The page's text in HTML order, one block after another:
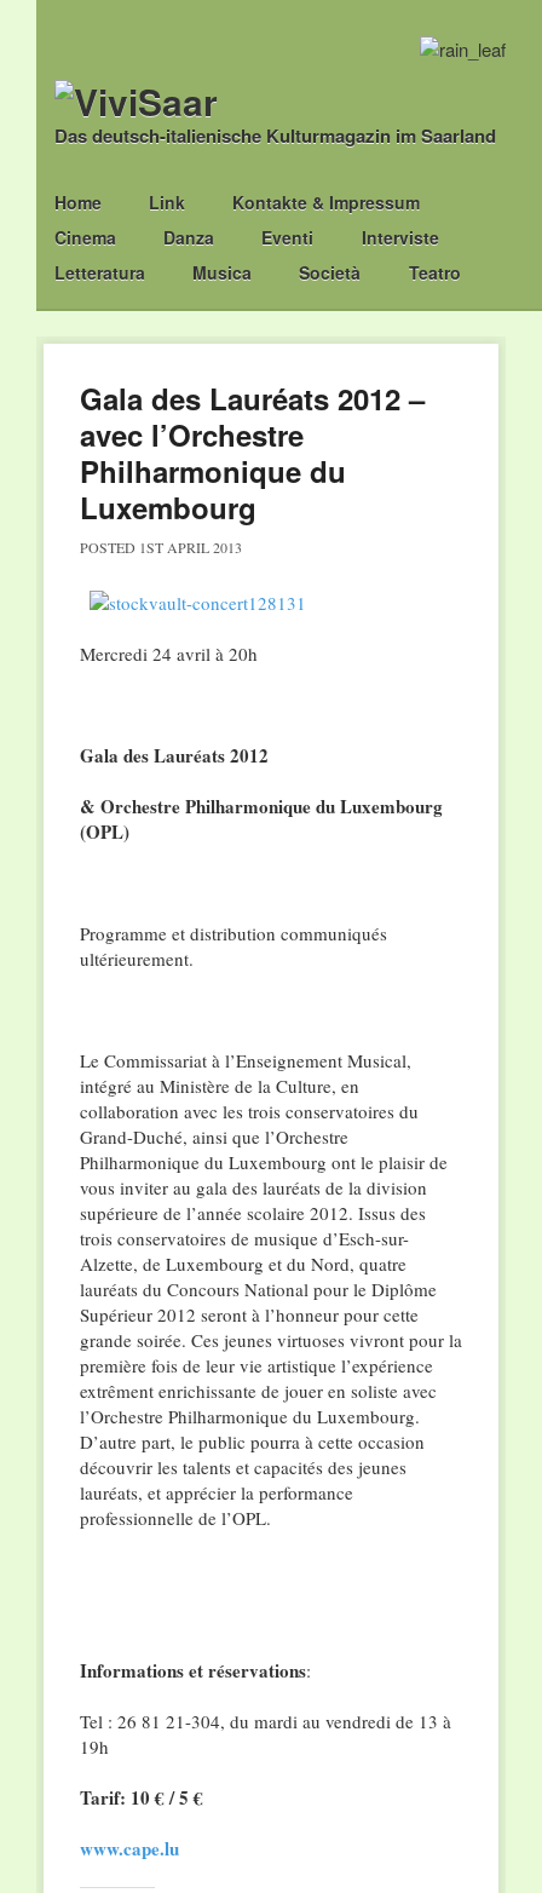
Das deutsch-italienische Kulturmagazin im Saarland
Main menu
Skip
to
content
Home Link
Kontakte & Impressum
Cinema
Danza Eventi
Interviste
Letteratura
Musica Società Teatro
Gala des Lauréats 2012 –
avec l’Orchestre
Philharmonique du
Luxembourg
POSTED 1ST APRIL 2013
Mercredi 24 avril à 20h
Gala des Lauréats 2012
& Orchestre Philharmonique du Luxembourg
(OPL)
Programme et distribution communiqués
ultérieurement.
Le Commissariat à l’Enseignement Musical,
intégré au Ministère de la Culture, en
collaboration avec les trois conservatoires du
Grand-Duché, ainsi que l’Orchestre
Philharmonique du Luxembourg ont le plaisir de
vous inviter au gala des lauréats de la division
supérieure de l’année scolaire 2012. Issus des
trois conservatoires de musique d’Esch-sur-
Alzette, de Luxembourg et du Nord, quatre
lauréats du Concours National pour le Diplôme
Supérieur 2012 seront à l’honneur pour cette
grande soirée. Ces jeunes virtuoses vivront pour la
première fois de leur vie artistique l’expérience
extrêment enrichissante de jouer en soliste avec
l’Orchestre Philharmonique du Luxembourg.
D’autre part, le public pourra à cette occasion
découvrir les talents et capacités des jeunes
lauréats, et apprécier la performance
professionnelle de l’OPL.
Informations et réservations:
Tel : 26 81 21-304, du mardi au vendredi de 13 à
19h
Tarif: 10 € / 5 €
www.cape.lu